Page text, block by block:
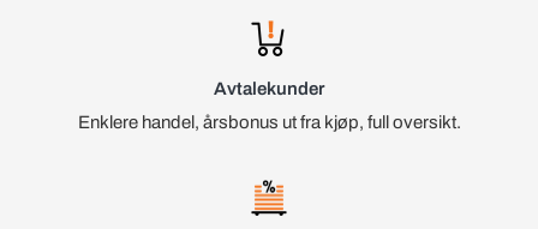
Avtalekunder
Enklere handel, årsbonus ut fra kjøp, full oversikt.